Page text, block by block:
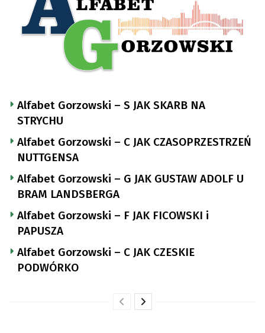
Alfabet Gorzowski – S JAK SKARB NA
STRYCHU
Alfabet Gorzowski – C JAK CZASOPRZESTRZEŃ
NUTTGENSA
Alfabet Gorzowski – G JAK GUSTAW ADOLF U
BRAM LANDSBERGA
Alfabet Gorzowski – F JAK FICOWSKI i
PAPUSZA
Alfabet Gorzowski – C JAK CZESKIE
PODWÓRKO